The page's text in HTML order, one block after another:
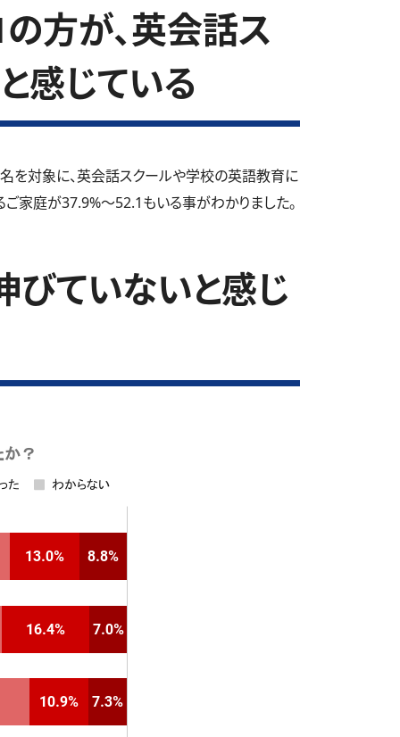
方が、英会話ス
感じている
を対象に、英会話スクールや学校の英語教育に
ご家庭が37.9%～52.1もいる事がわかりました。
びていないと感じ